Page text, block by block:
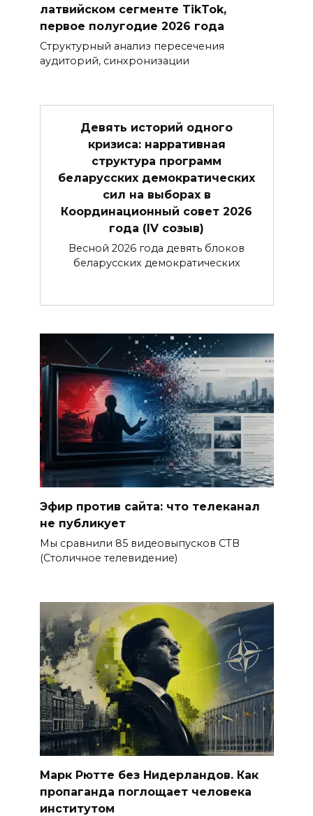
латвийском сегменте TikTok,
первое полугодие 2026 года
Структурный анализ пересечения
аудиторий, синхронизации
Девять историй одного
кризиса: нарративная
структура программ
беларусских демократических
сил на выборах в
Координационный совет 2026
года (IV созыв)
Весной 2026 года девять блоков
беларусских демократических
Эфир против сайта: что телеканал
не публикует
Мы сравнили 85 видеовыпусков СТВ
(Столичное телевидение)
Марк Рютте без Нидерландов. Как
пропаганда поглощает человека
институтом